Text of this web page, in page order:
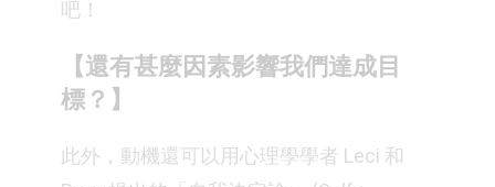
吧！
【還有甚麼因素影響我們達成目
標？】
此外，動機還可以用心理學學者 Leci 和